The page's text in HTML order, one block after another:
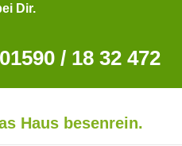
Dir.
/ 18 32 472
Haus besenrein.